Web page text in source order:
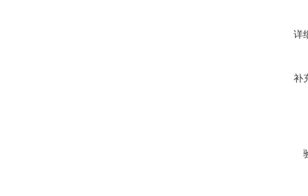
详
补